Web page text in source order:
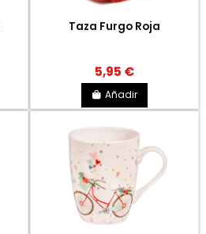
Taza Furgo Roja
5,95 €
Añadir